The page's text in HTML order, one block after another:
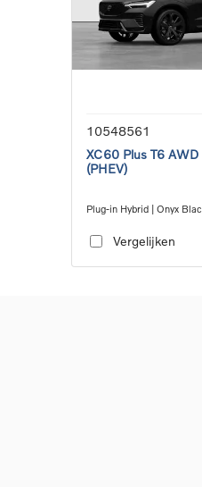
10548561
XC60 Plus T6
(PHEV)
Plug-in Hybrid | Onyx
Vergelijken